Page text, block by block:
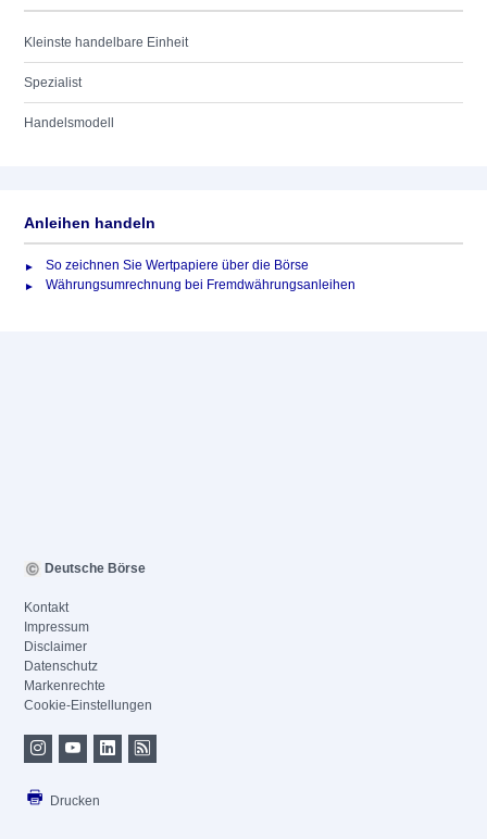
Kleinste handelbare Einheit
Spezialist
Handelsmodell
Anleihen handeln
So zeichnen Sie Wertpapiere über die Börse
Währungsumrechnung bei Fremdwährungsanleihen
Deutsche Börse
Kontakt
Impressum
Disclaimer
Datenschutz
Markenrechte
Cookie-Einstellungen
Drucken